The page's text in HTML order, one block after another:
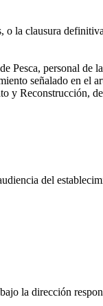
o la clausura
Pesca, personal de
señalado en el
y Reconstrucción,
del
la dirección